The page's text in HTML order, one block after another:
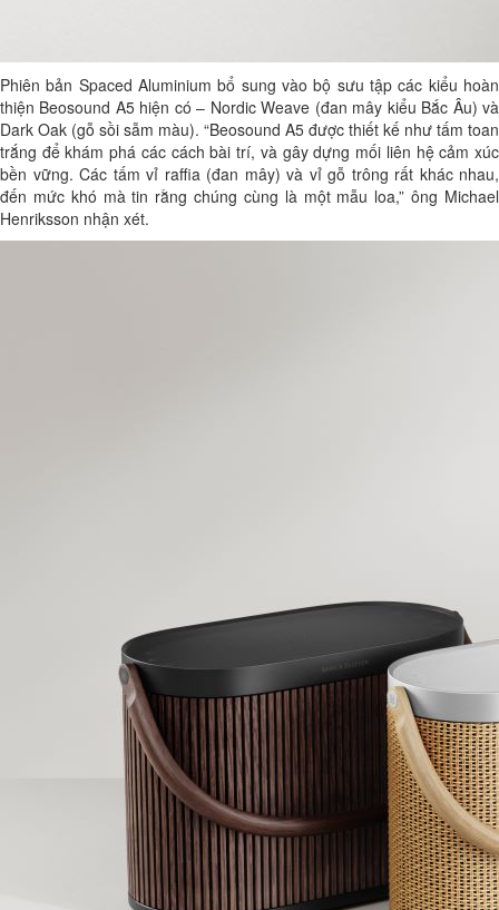
Phiên bản Spaced Aluminium bổ sung vào bộ sưu tập các kiểu hoàn
thiện Beosound A5 hiện có – Nordic Weave (đan mây kiểu Bắc Âu) và
Dark Oak (gỗ sồi sẫm màu). “Beosound A5 được thiết kế như tấm toan
trắng để khám phá các cách bài trí, và gây dựng mối liên hệ cảm xúc
bền vững. Các tấm vỉ raffia (đan mây) và vỉ gỗ trông rất khác nhau,
đến mức khó mà tin rằng chúng cùng là một mẫu loa,” ông Michael
Henriksson nhận xét.